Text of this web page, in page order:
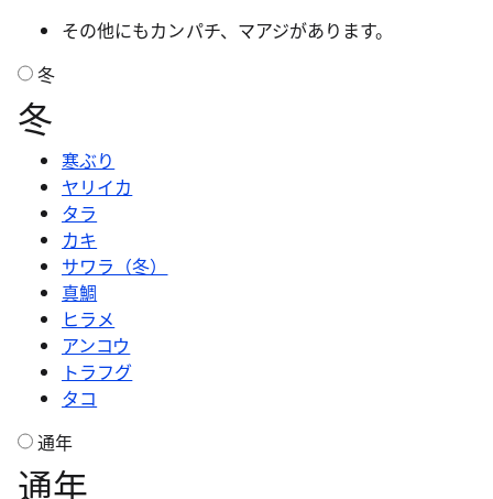
その他にもカンパチ、マアジがあります。
冬
冬
寒ぶり
ヤリイカ
タラ
カキ
サワラ（冬）
真鯛
ヒラメ
アンコウ
トラフグ
タコ
通年
通年